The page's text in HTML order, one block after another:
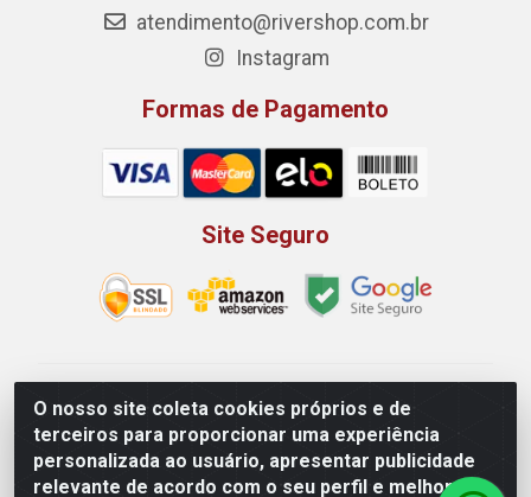
O nosso site coleta cookies próprios e de
terceiros para proporcionar uma experiência
personalizada ao usuário, apresentar publicidade
relevante de acordo com o seu perfil e melhorar a
atendimento@rivershop.com.br
Instagram
Formas de Pagamento
Site Seguro
Rio Vermelho Distribuição de Alimentos LTDA - Rodovia
BR, 153, KM 52 N 00 QD 00 LT 16 - Bairro Jardim
Eldorado, Anápolis/GO - CEP 75.045-190 - CNPJ
10.912.900/0002-40